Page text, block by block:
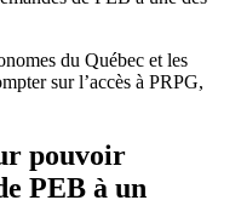
du Québec et les
sur l’accès à PRPG,
pouvoir
PEB à un